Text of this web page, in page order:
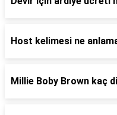
Host kelimesi ne
Millie Boby Brown kaç